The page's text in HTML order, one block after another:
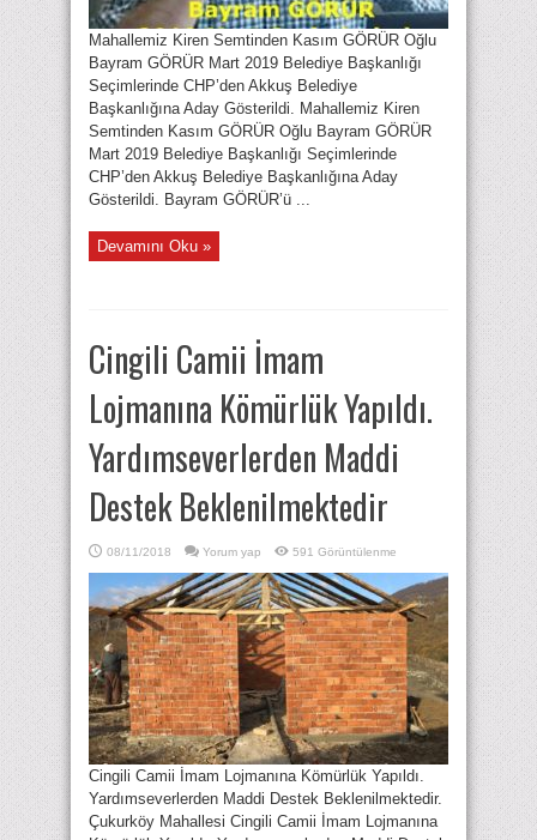
Mahallemiz Kiren Semtinden Kasım GÖRÜR Oğlu
Bayram GÖRÜR Mart 2019 Belediye Başkanlığı
Seçimlerinde CHP’den Akkuş Belediye
Başkanlığına Aday Gösterildi. Mahallemiz Kiren
Semtinden Kasım GÖRÜR Oğlu Bayram GÖRÜR
Mart 2019 Belediye Başkanlığı Seçimlerinde
CHP’den Akkuş Belediye Başkanlığına Aday
Gösterildi. Bayram GÖRÜR’ü ...
Devamını Oku »
Cingili Camii İmam
Lojmanına Kömürlük Yapıldı.
Yardımseverlerden Maddi
Destek Beklenilmektedir
08/11/2018 Yorum yap 591 Görüntülenme
Cingili Camii İmam Lojmanına Kömürlük Yapıldı.
Yardımseverlerden Maddi Destek Beklenilmektedir.
Çukurköy Mahallesi Cingili Camii İmam Lojmanına